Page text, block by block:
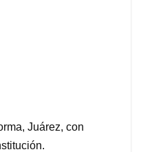
Juárez, con